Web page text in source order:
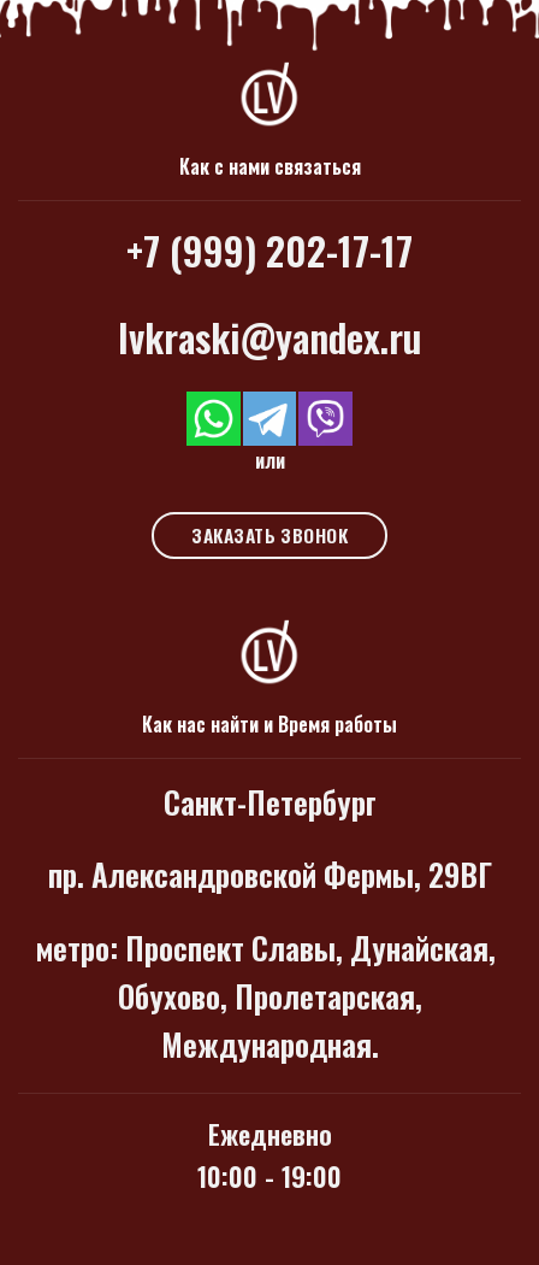
Как с нами связаться
+7 (999) 202-17-17
lvkraski@yandex.ru
или
ЗАКАЗАТЬ ЗВОНОК
Как нас найти и Время работы
Санкт-Петербург
пр. Александровской Фермы, 29ВГ
метро: Проспект Славы, Дунайская,
Обухово, Пролетарская,
Международная.
Ежедневно
10:00 - 19:00